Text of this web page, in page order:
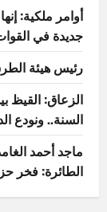
أوامر ملكية:
جديدة في
رئيس هيئة
الزعاق: القيظ
السنة.. ونودع
ماجد أحمد
الطائرة: فخر